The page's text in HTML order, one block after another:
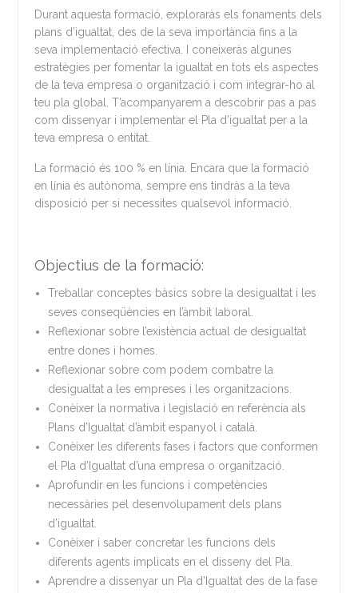
Durant aquesta formació, exploraràs els fonaments dels
plans d’igualtat, des de la seva importància fins a la
seva implementació efectiva. I coneixeràs algunes
estratègies per fomentar la igualtat en tots els aspectes
de la teva empresa o organització i com integrar-ho al
teu pla global. T’acompanyarem a descobrir pas a pas
com dissenyar i implementar el Pla d’igualtat per a la
teva empresa o entitat.
La formació és 100 % en línia. Encara que la formació
en línia és autònoma, sempre ens tindràs a la teva
disposició per si necessites qualsevol informació.
Objectius de la formació:
Treballar conceptes bàsics sobre la desigualtat i les
seves conseqüències en l’àmbit laboral.
Reflexionar sobre l’existència actual de desigualtat
entre dones i homes.
Reflexionar sobre com podem combatre la
desigualtat a les empreses i les organitzacions.
Conèixer la normativa i legislació en referència als
Plans d’Igualtat d’àmbit espanyol i català.
Conèixer les diferents fases i factors que conformen
el Pla d’Igualtat d’una empresa o organització.
Aprofundir en les funcions i competències
necessàries pel desenvolupament dels plans
d’igualtat.
Conèixer i saber concretar les funcions dels
diferents agents implicats en el disseny del Pla.
Aprendre a dissenyar un Pla d’Igualtat des de la fase